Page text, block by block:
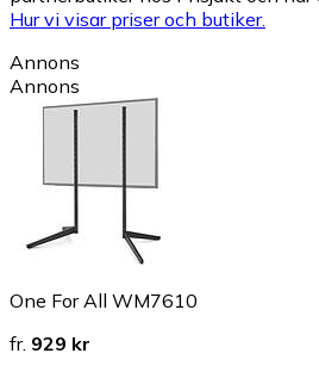
Hur vi visar priser och butiker.
Annons
Annons
One For All WM7610
fr. 929 kr